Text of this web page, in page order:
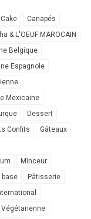
Cake
Canapés
& L'OEUF MAROCAIN
Belgique
Espagnole
Mexicaine
Dessert
Confits
Gâteaux
Minceur
base
Pâtisserie
Végétarienne